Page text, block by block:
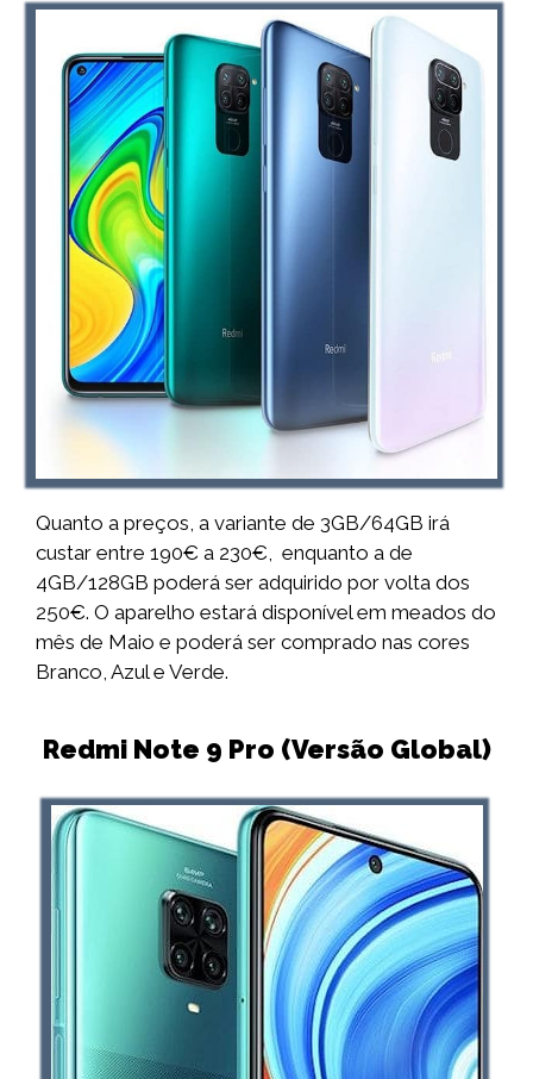
Quanto a preços, a variante de 3GB/64GB irá
custar entre 190€ a 230€, enquanto a de
4GB/128GB poderá ser adquirido por volta dos
250€. O aparelho estará disponível em meados do
mês de Maio e poderá ser comprado nas cores
Branco, Azul e Verde.
Redmi Note 9 Pro (Versão Global)